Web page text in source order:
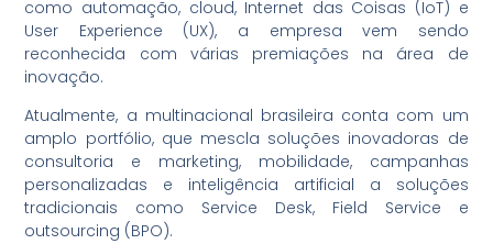
como automação, cloud, Internet das Coisas (IoT) e
User Experience (UX), a empresa vem sendo
reconhecida com várias premiações na área de
inovação.
Atualmente, a multinacional brasileira conta com um
amplo portfólio, que mescla soluções inovadoras de
consultoria e marketing, mobilidade, campanhas
personalizadas e inteligência artificial a soluções
tradicionais como Service Desk, Field Service e
outsourcing (BPO).